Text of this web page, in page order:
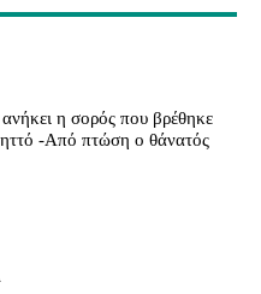
η σορός που βρέθηκε
-Από πτώση ο θάνατός